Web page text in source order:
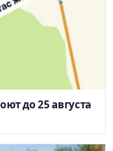
до 25 августа